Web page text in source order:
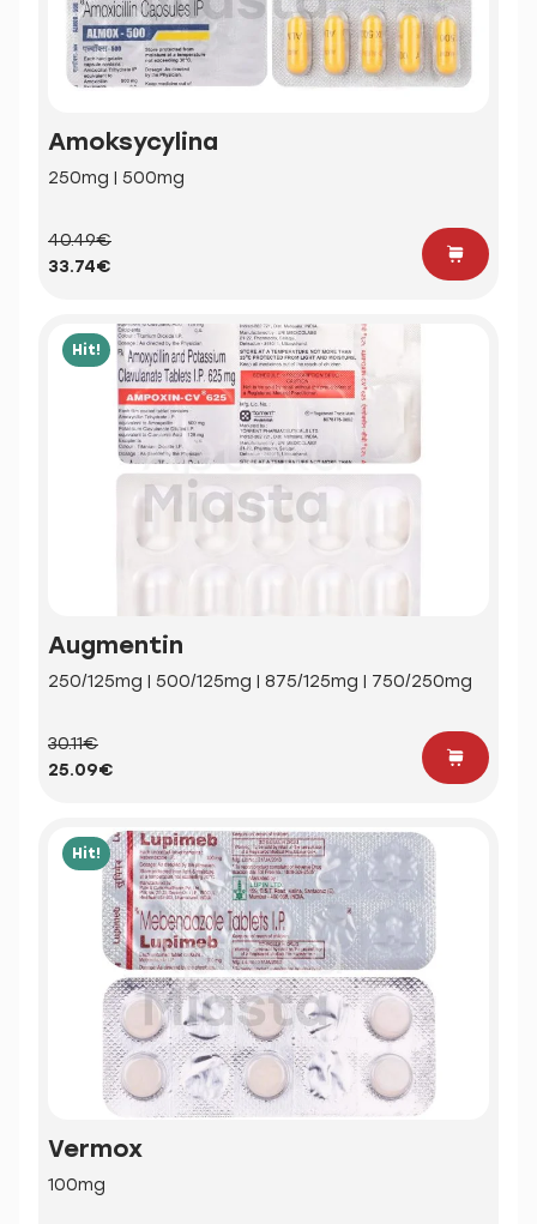
Amoksycylina
250mg | 500mg
40.49€
33.74€
Hit!
Augmentin
250/125mg | 500/125mg | 875/125mg | 750/250mg
30.11€
25.09€
Hit!
Vermox
100mg